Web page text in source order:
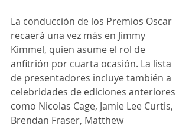
La conducción de los Premios Oscar
recaerá una vez más en Jimmy
Kimmel, quien asume el rol de
anfitrión por cuarta ocasión. La lista
de presentadores incluye también a
celebridades de ediciones anteriores
como Nicolas Cage, Jamie Lee Curtis,
Brendan Fraser, Matthew